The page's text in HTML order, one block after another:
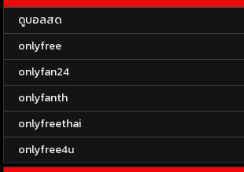
ดูบอลสด
onlyfree
onlyfan24
onlyfanth
onlyfreethai
onlyfree4u